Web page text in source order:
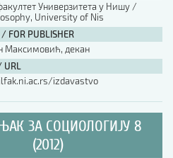
Универзитета у Нишу /
University of Nis
PUBLISHER
Максимовић, декан
URL
izdavastvo
ЗА СОЦИОЛОГИЈУ 8
(2012)